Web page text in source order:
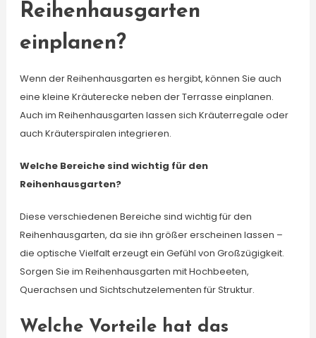
Reihenhausgarten
einplanen?
Wenn der Reihenhausgarten es hergibt, können Sie auch
eine kleine Kräuterecke neben der Terrasse einplanen.
Auch im Reihenhausgarten lassen sich Kräuterregale oder
auch Kräuterspiralen integrieren.
Welche Bereiche sind wichtig für den
Reihenhausgarten?
Diese verschiedenen Bereiche sind wichtig für den
Reihenhausgarten, da sie ihn größer erscheinen lassen –
die optische Vielfalt erzeugt ein Gefühl von Großzügigkeit.
Sorgen Sie im Reihenhausgarten mit Hochbeeten,
Querachsen und Sichtschutzelementen für Struktur.
Welche Vorteile hat das